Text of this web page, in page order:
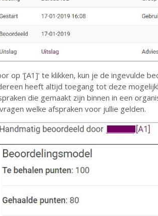
op '[A1]' te klikken, kun je de ingevulde
heeft altijd toegang tot deze
die gemaakt zijn binnen in een
welke afspraken voor jullie gelden.